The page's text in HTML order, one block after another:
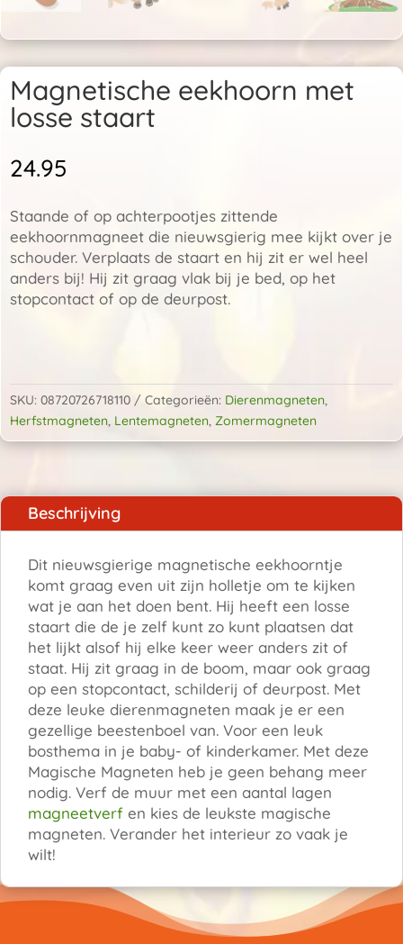
Magnetische eekhoorn met
losse staart
24.95
Staande of op achterpootjes zittende
eekhoornmagneet die nieuwsgierig mee kijkt over je
schouder. Verplaats de staart en hij zit er wel heel
anders bij! Hij zit graag vlak bij je bed, op het
stopcontact of op de deurpost.
met
losse
staart
SKU: 08720726718110 Categorieën: Dierenmagneten
Herfstmagneten Lentemagneten Zomermagneten
Beschrijving
Dit nieuwsgierige magnetische eekhoorntje
komt graag even uit zijn holletje om te kijken
wat je aan het doen bent. Hij heeft een losse
staart die de je zelf kunt zo kunt plaatsen dat
het lijkt alsof hij elke keer weer anders zit of
staat. Hij zit graag in de boom, maar ook graag
op een stopcontact, schilderij of deurpost. Met
deze leuke dierenmagneten maak je er een
gezellige beestenboel van. Voor een leuk
bosthema in je baby- of kinderkamer. Met deze
Magische Magneten heb je geen behang meer
nodig. Verf de muur met een aantal lagen
magneetverf en kies de leukste magische
magneten. Verander het interieur zo vaak je
wilt!